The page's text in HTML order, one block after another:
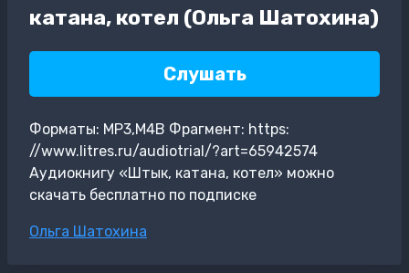
катана, котел (Ольга Шатохина)
Слушать
Форматы: MP3,M4B Фрагмент: https:
//www.litres.ru/audiotrial/?art=65942574
Аудиокнигу «Штык, катана, котел» можно
скачать бесплатно по подписке
Метки
Ольга Шатохина